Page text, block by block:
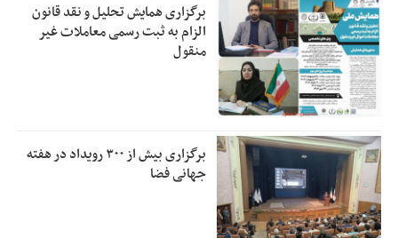
برگزاری همایش تحلیل و نقد قانون
الزام به ثبت رسمی معاملات غیر
منقول
برگزاری بیش از ۳۰۰ رویداد در هفته
جهانی فضا